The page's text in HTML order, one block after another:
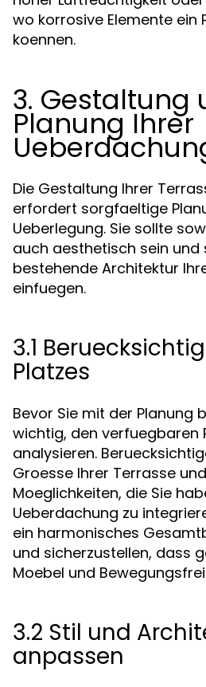
wo korrosive Elemente ein
koennen.
3. Gestaltung
Planung Ihrer
Die Gestaltung Ihrer
erfordert sorgfaeltige
Ueberlegung. Sie sollte
auch aesthetisch sein und
bestehende Architektur
einfuegen.
3.1
Platzes
Bevor Sie mit der Planung
wichtig, den verfuegbaren
analysieren.
Groesse Ihrer Terrasse
Moeglichkeiten, die Sie
Ueberdachung zu
ein harmonisches
und sicherzustellen, dass
Moebel und
3.2 Stil und
anpassen